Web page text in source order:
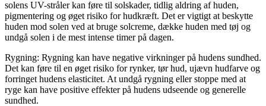
solens UV-stråler kan føre til solskader, tidlig aldring af huden,
pigmentering og øget risiko for hudkræft. Det er vigtigt at beskytte
huden mod solen ved at bruge solcreme, dække huden med tøj og
undgå solen i de mest intense timer på dagen.
Rygning: Rygning kan have negative virkninger på hudens sundhed.
Det kan føre til en øget risiko for rynker, tør hud, ujævn hudfarve og
forringet hudens elasticitet. At undgå rygning eller stoppe med at
ryge kan have positive effekter på hudens udseende og generelle
sundhed.